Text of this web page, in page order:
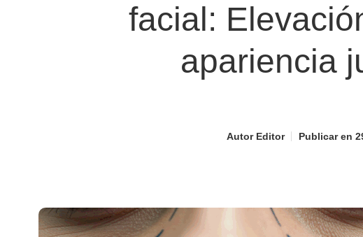
facial:
apariencia
AutorEditor Publicar en